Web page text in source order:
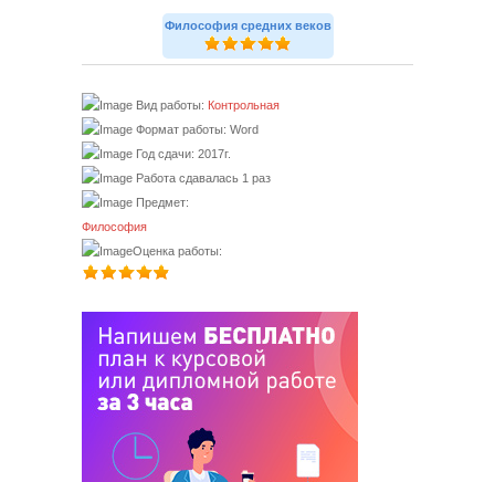
Философия средних веков
Вид работы: Контрольная
Формат работы: Word
Год сдачи: 2017г.
Работа сдавалась 1 раз
Предмет:
Философия
Оценка работы: